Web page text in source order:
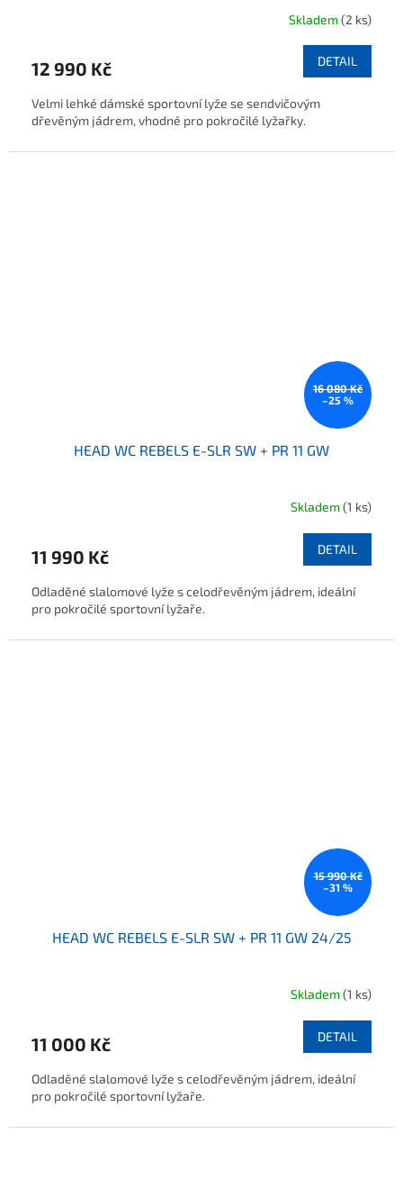
Skladem(2 ks)
12 990 Kč DETAIL
Velmi lehké dámské sportovní lyže se sendvičovým
dřevěným jádrem, vhodné pro pokročilé lyžařky.
16 080 Kč
–25 %
HEAD WC REBELS E-SLR SW + PR 11 GW
Skladem(1 ks)
11 990 Kč DETAIL
Odladěné slalomové lyže s celodřevěným jádrem, ideální
pro pokročilé sportovní lyžaře.
15 990 Kč
–31 %
HEAD WC REBELS E-SLR SW + PR 11 GW 24/25
Průměrné hodnocení produktu je 5,0 z 5 hvězdiček.
Skladem(1 ks)
11 000 Kč DETAIL
Odladěné slalomové lyže s celodřevěným jádrem, ideální
pro pokročilé sportovní lyžaře.